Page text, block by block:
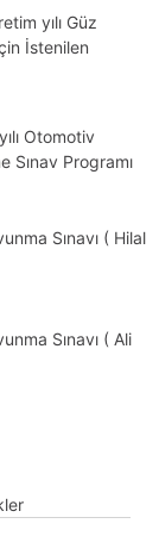
yılı Güz
İstenilen
Otomotiv
Sınav Programı
Sınavı ( Hilal
Sınavı ( Ali